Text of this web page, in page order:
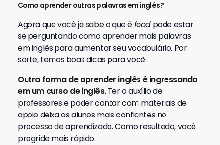
Como aprender outras palavras em inglês?
Agora que você já sabe o que éfood pode estar
se perguntando como aprender mais palavras
em inglês para aumentar seu vocabulário. Por
sorte, temos boas dicas para você.
Outra forma de aprender inglês é ingressando
em um curso de inglês. Ter o auxílio de
professores e poder contar com materiais de
apoio deixa os alunos mais confiantes no
processo de aprendizado. Como resultado, você
progride mais rápido.